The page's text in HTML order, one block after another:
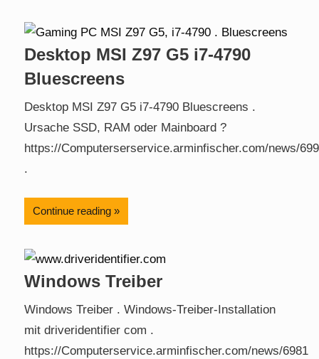
Desktop MSI Z97 G5 i7-4790
Bluescreens
Desktop MSI Z97 G5 i7-4790 Bluescreens .
Ursache SSD, RAM oder Mainboard ?
https://Computerserservice.arminfischer.com/news/
.
Continue reading
Windows Treiber
Windows Treiber . Windows-Treiber-Installation
mit driveridentifier com .
https://Computerservice.arminfischer.com/news/6981